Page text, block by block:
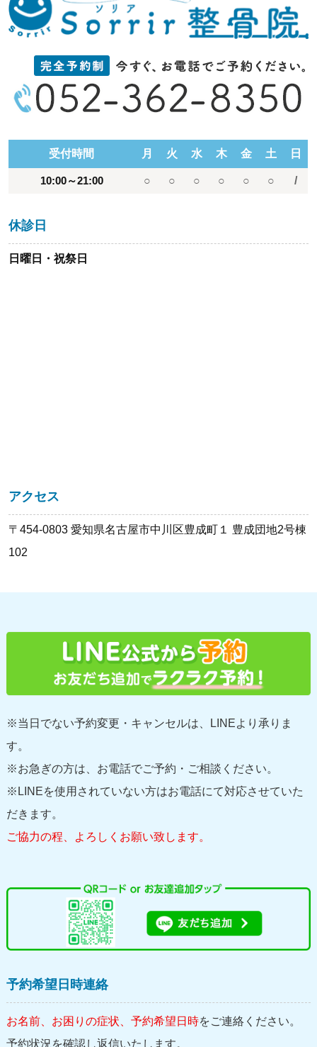
受付時間 月 火 水 木 金 土 日
10:00～21:00 ○ ○ ○ ○ ○ ○ /
休診日
日曜日・祝祭日
アクセス
〒454-0803 愛知県名古屋市中川区豊成町１ 豊成団地2号棟
102
※当日でない予約変更・キャンセルは、LINEより承りま
す。
※お急ぎの方は、お電話でご予約・ご相談ください。
※LINEを使用されていない方はお電話にて対応させていた
だきます。
ご協力の程、よろしくお願い致します。
予約希望日時連絡
お名前、お困りの症状、予約希望日時をご連絡ください。
予約状況を確認し返信いたします。